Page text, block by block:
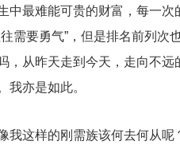
中最难能可贵的财富，每一
需要勇气”，但是排名前列
，从昨天走到今天，走向不
我亦是如此。
我这样的刚需族该何去何从